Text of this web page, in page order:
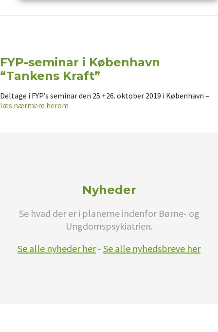
FYP-seminar i København
“Tankens Kraft”
Deltage i FYP’s seminar den 25.+26. oktober 2019 i København –
læs nærmere herom
Nyheder
Se hvad der er i planerne indenfor Børne- og
Ungdomspsykiatrien.
Se alle nyheder her- Se alle nyhedsbreve her